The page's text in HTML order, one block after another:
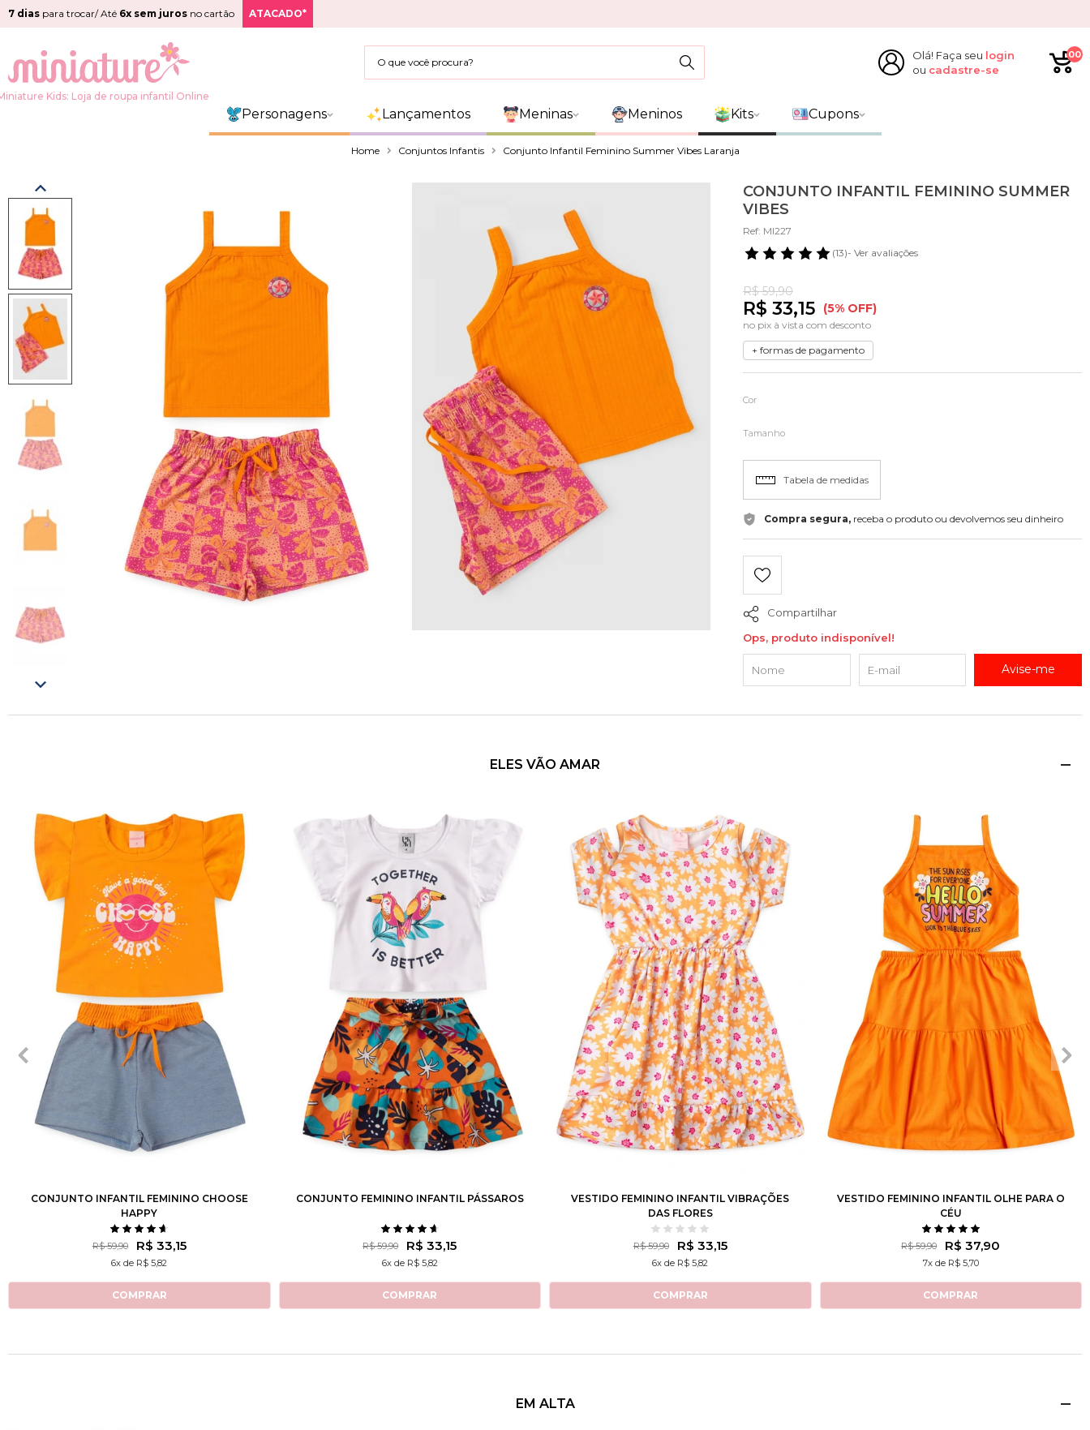
7 dias para trocar/ Até 6x sem juros no cartão ATACADO*
Kids: Loja de roupa infantil Online
Olá! Faça seu login
ou cadastre-se
00
Personagens Lançamentos Meninas Meninos Kits Cupons
Home Conjuntos Infantis Conjunto Infantil Feminino Summer Vibes Laranja
CONJUNTO INFANTIL FEMININO SUMMER
VIBES
Ref: MI227
(13)- Ver avaliações
R$ 59,90
R$ 33,15 (5% OFF)
no pix à vista com desconto
+ formas de pagamento
Cor
Tamanho
Tabela de medidas
Compra segura, receba o produto ou devolvemos seu dinheiro
Compartilhar
Ops, produto indisponível!
Avise-me
ELES VÃO AMAR
CONJUNTO INFANTIL FEMININO CHOOSE
HAPPY
R$ 59,90 R$ 33,15
6x de R$ 5,82
COMPRAR
CONJUNTO FEMININO INFANTIL PÁSSAROS
R$ 59,90 R$ 33,15
6x de R$ 5,82
COMPRAR
VESTIDO FEMININO INFANTIL VIBRAÇÕES
DAS FLORES
R$ 59,90 R$ 33,15
6x de R$ 5,82
COMPRAR
VESTIDO FEMININO INFANTIL OLHE PARA O
CÉU
R$ 59,90 R$ 37,90
7x de R$ 5,70
COMPRAR
EM ALTA